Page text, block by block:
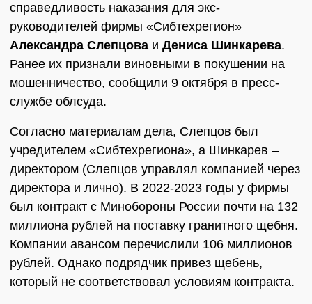
справедливость наказания для экс-
руководителей фирмы «Сибтехрегион»
Александра Слепцова и Дениса Шинкарева.
Ранее их признали виновными в покушении на
мошенничество, сообщили 9 октября в пресс-
службе облсуда.
Согласно материалам дела, Слепцов был
учредителем «Сибтехрегиона», а Шинкарев –
директором (Слепцов управлял компанией через
директора и лично). В 2022-2023 годы у фирмы
был контракт с Минобороны России почти на 132
миллиона рублей на поставку гранитного щебня.
Компании авансом перечислили 106 миллионов
рублей. Однако подрядчик привез щебень,
который не соответствовал условиям контракта.